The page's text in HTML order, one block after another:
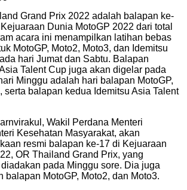
Grand Prix 2022 adalah balapan ke-
Dunia MotoGP 2022 dari total
acara ini menampilkan latihan bebas
MotoGP, Moto2, Moto3, dan Idemitsu
hari Jumat dan Sabtu. Balapan
Talent Cup juga akan digelar pada
Minggu adalah hari balapan MotoGP,
serta balapan kedua Idemitsu Asia Talent
Wakil Perdana Menteri
Kesehatan Masyarakat, akan
resmi balapan ke-17 di Kejuaraan
OR Thailand Grand Prix, yang
pada Minggu sore. Dia juga
balapan MotoGP, Moto2, dan Moto3.